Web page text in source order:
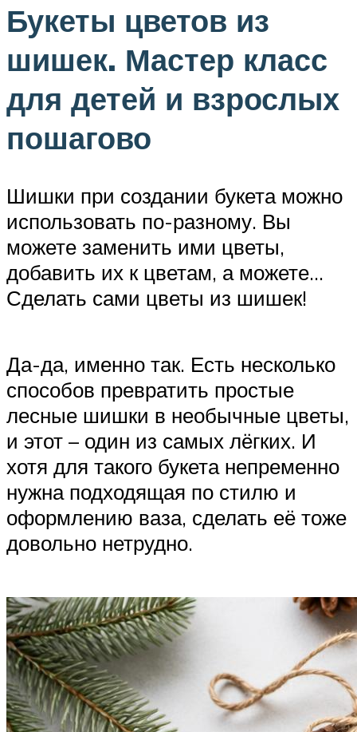
Букеты цветов из
шишек. Мастер класс
для детей и взрослых
пошагово
Шишки при создании букета можно
использовать по-разному. Вы
можете заменить ими цветы,
добавить их к цветам, а можете…
Сделать сами цветы из шишек!
Да-да, именно так. Есть несколько
способов превратить простые
лесные шишки в необычные цветы,
и этот – один из самых лёгких. И
хотя для такого букета непременно
нужна подходящая по стилю и
оформлению ваза, сделать её тоже
довольно нетрудно.